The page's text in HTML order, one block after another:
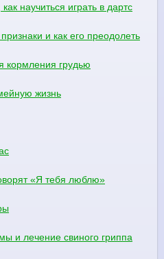
научиться играть в дартс
и как его преодолеть
кормления грудью
жизнь
«Я тебя люблю»
и лечение свиного гриппа